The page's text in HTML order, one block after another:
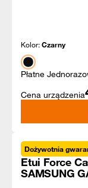
Kolor:Czarny
Płatne
Cena urządzenia
Dożywotnia
Etui Force
SAMSUNG